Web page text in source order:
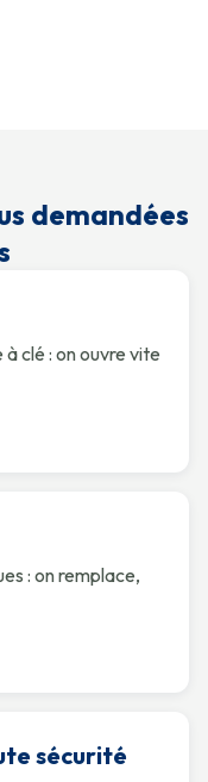
demandées
clé : on ouvre vite
: on remplace,
sécurité